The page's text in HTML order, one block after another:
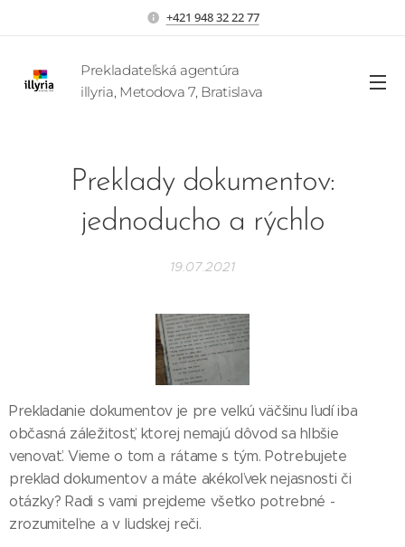
+421 948 32 22 77
Prekladateľská agentúra
illyria, Metodova 7, Bratislava
Preklady dokumentov:
jednoducho a rýchlo
19.07.2021
Prekladanie dokumentov je pre veľkú väčšinu ľudí iba
občasná záležitosť, ktorej nemajú dôvod sa hlbšie
venovať. Vieme o tom a rátame s tým. Potrebujete
preklad dokumentov a máte akékoľvek nejasnosti či
otázky? Radi s vami prejdeme všetko potrebné -
zrozumiteľne a v ľudskej reči.